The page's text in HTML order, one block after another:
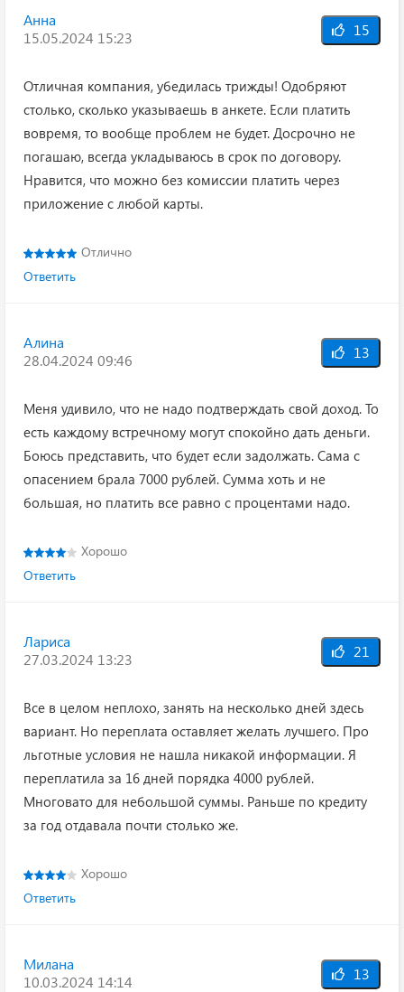
Анна
15.05.2024 15:23
15
Отличная компания, убедилась трижды! Одобряют
столько, сколько указываешь в анкете. Если платить
вовремя, то вообще проблем не будет. Досрочно не
погашаю, всегда укладываюсь в срок по договору.
Нравится, что можно без комиссии платить через
приложение с любой карты.
Отлично
Ответить
Алина
28.04.2024 09:46
13
Меня удивило, что не надо подтверждать свой доход. То
есть каждому встречному могут спокойно дать деньги.
Боюсь представить, что будет если задолжать. Сама с
опасением брала 7000 рублей. Сумма хоть и не
большая, но платить все равно с процентами надо.
Хорошо
Ответить
Лариса
27.03.2024 13:23
21
Все в целом неплохо, занять на несколько дней здесь
вариант. Но переплата оставляет желать лучшего. Про
льготные условия не нашла никакой информации. Я
переплатила за 16 дней порядка 4000 рублей.
Многовато для небольшой суммы. Раньше по кредиту
за год отдавала почти столько же.
Хорошо
Ответить
Милана
10.03.2024 14:14
13